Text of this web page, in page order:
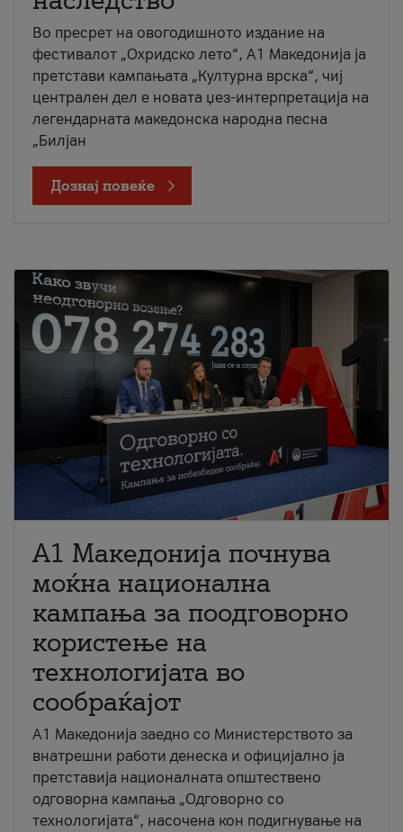
Во пресрет на овогодишното издание на
фестивалот „Охридско лето“, А1 Македонија ја
претстави кампањата „Културна врска“, чиј
централен дел е новата џез-интерпретација на
легендарната македонска народна песна
„Билјан
Дознај повеќе
A1 Македонија почнува
моќна национална
кампања за поодговорно
користење на
технологијата во
сообраќајот
A1 Македонија заедно со Министерството за
внатрешни работи денеска и официјално ја
претставија националната општествено
одговорна кампања „Одговорно со
технологијата“, насочена кон подигнување на